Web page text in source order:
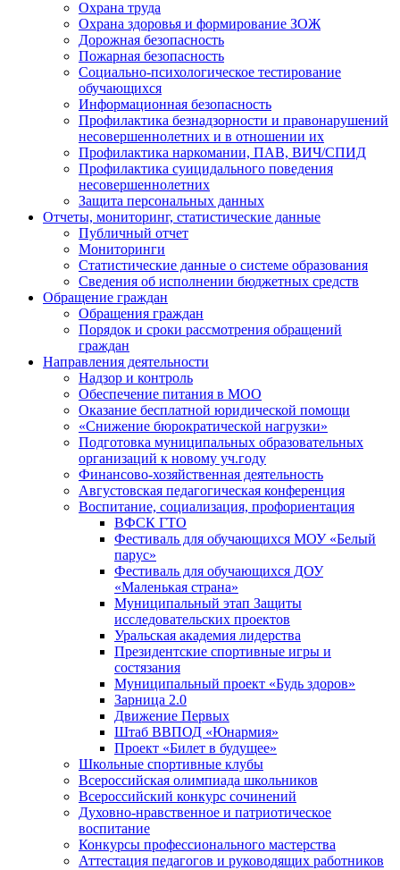
Охрана труда
Охрана здоровья и формирование ЗОЖ
Дорожная безопасность
Пожарная безопасность
Социально-психологическое тестирование
обучающихся
Информационная безопасность
Профилактика безнадзорности и правонарушений
несовершеннолетних и в отношении их
Профилактика наркомании, ПАВ, ВИЧ/СПИД
Профилактика суицидального поведения
несовершеннолетних
Защита персональных данных
Отчеты, мониторинг, статистические данные
Публичный отчет
Мониторинги
Статистические данные о системе образования
Сведения об исполнении бюджетных средств
Обращение граждан
Обращения граждан
Порядок и сроки рассмотрения обращений
граждан
Направления деятельности
Надзор и контроль
Обеспечение питания в МОО
Оказание бесплатной юридической помощи
«Снижение бюрократической нагрузки»
Подготовка муниципальных образовательных
организаций к новому уч.году
Финансово-хозяйственная деятельность
Августовская педагогическая конференция
Воспитание, социализация, профориентация
ВФСК ГТО
Фестиваль для обучающихся МОУ «Белый
парус»
Фестиваль для обучающихся ДОУ
«Маленькая страна»
Муниципальный этап Защиты
исследовательских проектов
Уральская академия лидерства
Президентские спортивные игры и
состязания
Муниципальный проект «Будь здоров»
Зарница 2.0
Движение Первых
Штаб ВВПОД «Юнармия»
Проект «Билет в будущее»
Школьные спортивные клубы
Всероссийская олимпиада школьников
Всероссийский конкурс сочинений
Духовно-нравственное и патриотическое
воспитание
Конкурсы профессионального мастерства
Аттестация педагогов и руководящих работников